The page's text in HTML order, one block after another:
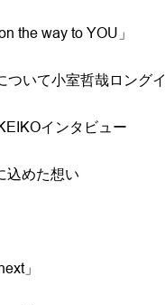
the way to YOU」
ついて小室哲哉ロング
インタビュー
込めた想い
」